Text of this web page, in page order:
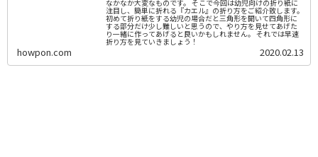
なかなか大変なものです。 そこで今回は幼児向けの折り紙に
注目し、簡単に折れる『カエル』の折り方をご紹介致します。
初めて折り紙をする幼児の場合だと三角形を開いて四角形に
する部分だけ少し難しいと思うので、やり方を見せてあげた
り一緒に作ってあげると良いかもしれません。 それでは早速
折り方を見ていきましょう！
howpon.com 2020.02.13